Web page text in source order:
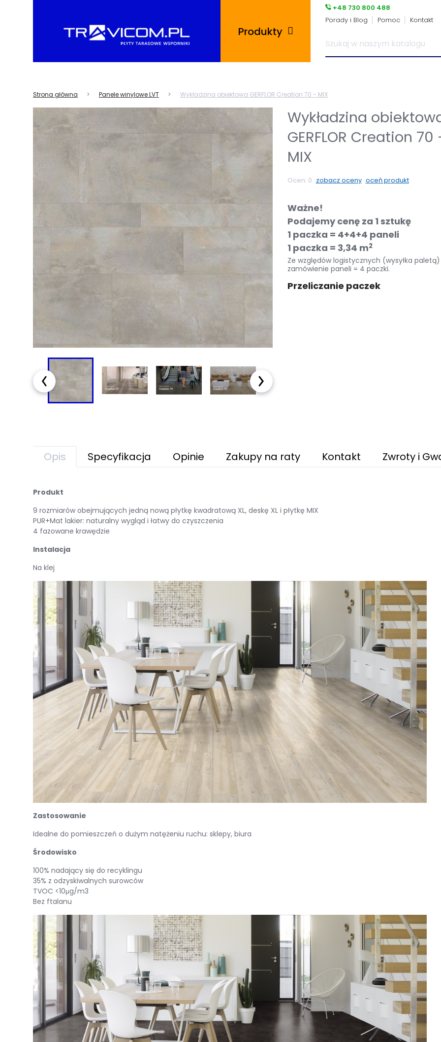
Produkty
Posadzki przemysłowe
i płytki pcv
Płyty tarasowe
Płytki podłogowe
Wsporniki tarasowe
Panele winylowe
Kostka brukowa
Sztuczna trawa
Taras wentylowany
Baseny i Spa
Porady i Blog Pomoc Kontakt
+48 730 800 488
Strona główna Panele winylowe LVT Wykładzina obiektowa GERFLOR Creation 70 - MIX
Wykładzina
GERFLOR Creation 70
MIX
Ocen: 0 zobacz oceny oceń produkt
Ważne!
Podajemy cenę za 1 sztukę
1 paczka = 4+4+4 paneli
1 paczka = 3,34 m2
Ze względów logistycznych (wysyłka
zamówienie paneli = 4 paczki.
Przeliczanie paczek
Opis Specyfikacja Opinie Zakupy na raty Kontakt Zwroty i
Produkt
9 rozmiarów obejmujących jedną nową płytkę kwadratową XL, deskę XL i płytkę MIX
PUR+Mat lakier: naturalny wygląd i łatwy do czyszczenia
4 fazowane krawędzie
Instalacja
Na klej
Zastosowanie
Idealne do pomieszczeń o dużym natężeniu ruchu: sklepy, biura
Środowisko
100% nadający się do recyklingu
35% z odzyskiwalnych surowców
TVOC <10μg/m3
Bez ftalanu